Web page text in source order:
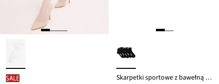
SALE Skarpetki sportowe z bawełną organiczną (5 par)